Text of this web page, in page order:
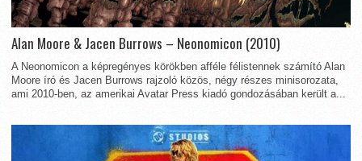
Alan Moore & Jacen Burrows – Neonomicon (2010)
A Neonomicon a képregényes körökben afféle félistennek számító Alan
Moore író és Jacen Burrows rajzoló közös, négy részes minisorozata,
ami 2010-ben, az amerikai Avatar Press kiadó gondozásában került a...